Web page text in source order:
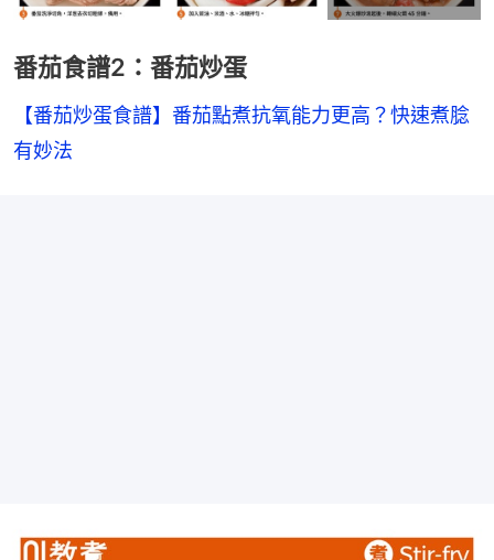
番茄食譜2：番茄炒蛋
【番茄炒蛋食譜】番茄點煮抗氧能力更高？快速煮腍
有妙法